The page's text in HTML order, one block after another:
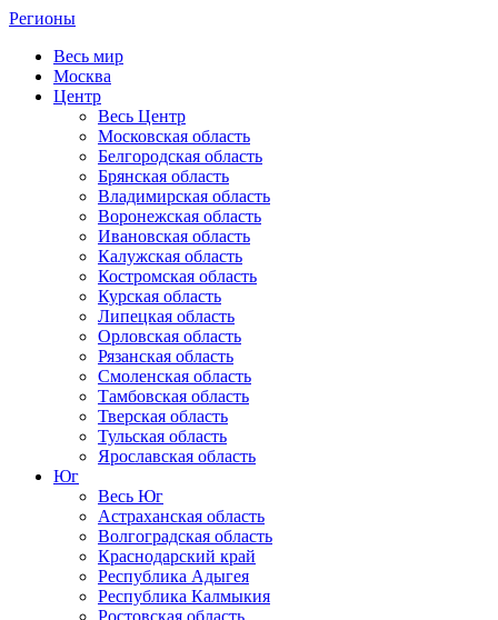
Регионы
Весь мир
Москва
Центр
Весь Центр
Московская область
Белгородская область
Брянская область
Владимирская область
Воронежская область
Ивановская область
Калужская область
Костромская область
Курская область
Липецкая область
Орловская область
Рязанская область
Смоленская область
Тамбовская область
Тверская область
Тульская область
Ярославская область
Юг
Весь Юг
Астраханская область
Волгоградская область
Краснодарский край
Республика Адыгея
Республика Калмыкия
Ростовская область